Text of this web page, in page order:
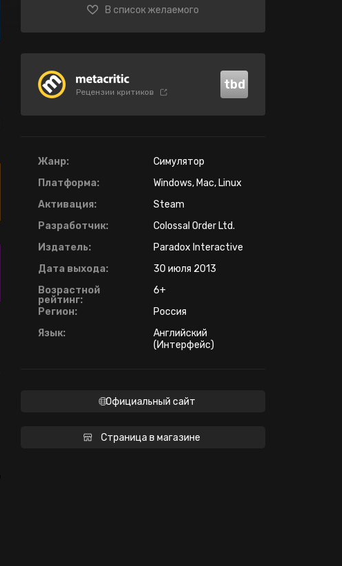
В список желаемого
Рецензии критиков tbd
Жанр:
Симулятор
Платформа:
Windows, Mac, Linux
Активация:
Steam
Разработчик:
Colossal Order Ltd.
Издатель:
Paradox Interactive
Дата выхода:
30 июля 2013
Возрастной
рейтинг:
6+
Регион:
Россия
Язык:
Английский
(Интерфейс)
Официальный сайт
Страница в магазине